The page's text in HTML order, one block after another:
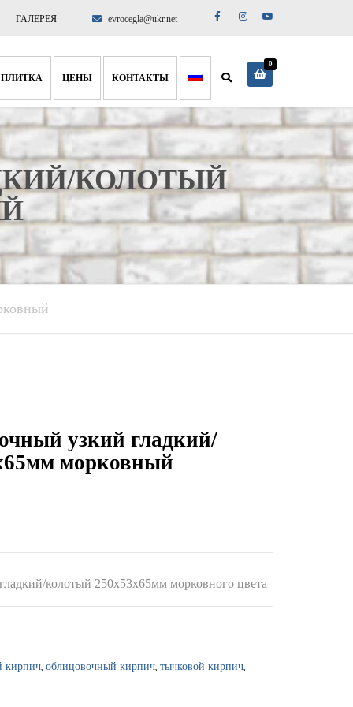
ГАЛЕРЕЯ evrocegla@ukr.net
ЦЕНЫ КОНТАКТЫ
ПРЕДСТАВИТЕЛЬСТВА
О НАС
ДОСТАВКА И ОПЛАТА
0
КОЛОТЫЙ
узкий гладкий/
морковный
колотый 250x53x65мм морковного цвета
кирпич, облицовочный кирпич, тычковой кирпич,